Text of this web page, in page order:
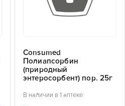
Consumed
Полиапсорбин
(природный
энтеросорбент) пор. 25г
В наличии в 1 аптеке